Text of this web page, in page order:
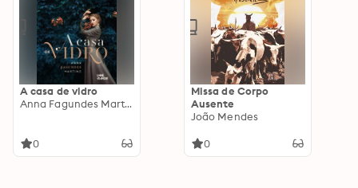
A casa de vidro
Anna Fagundes Martino
0
Missa de Corpo
Ausente
João Mendes
0